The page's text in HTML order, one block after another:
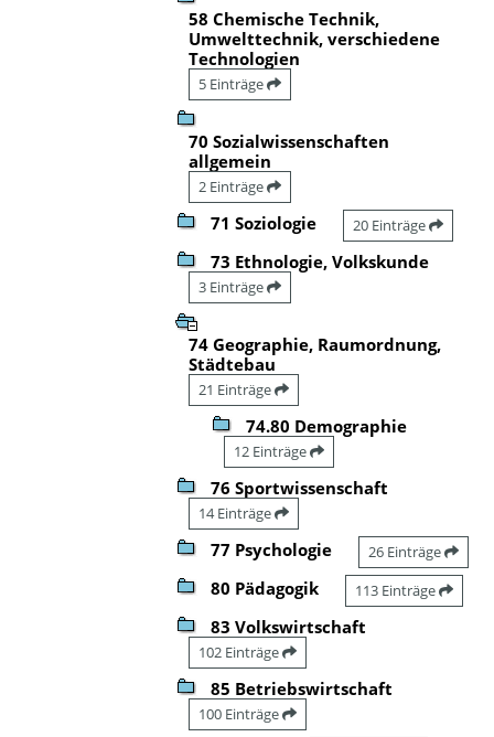
58 Chemische Technik,
Umwelttechnik, verschiedene
Technologien
5 Einträge
70 Sozialwissenschaften
allgemein
2 Einträge
71 Soziologie 20 Einträge
73 Ethnologie, Volkskunde
3 Einträge
74 Geographie, Raumordnung,
Städtebau
21 Einträge
74.80 Demographie
12 Einträge
76 Sportwissenschaft
14 Einträge
77 Psychologie 26 Einträge
80 Pädagogik 113 Einträge
83 Volkswirtschaft
102 Einträge
85 Betriebswirtschaft
100 Einträge